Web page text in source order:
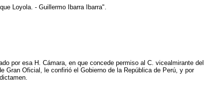
Loyola. - Guillermo Ibarra Ibarra".
por esa H. Cámara, en que concede permiso al C. vicealmirante del
Gran Oficial, le confirió el Gobierno de la República de Perú, y por